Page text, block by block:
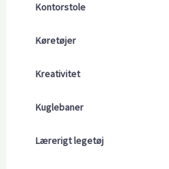
Kontorstole
Køretøjer
Kreativitet
Kuglebaner
Lærerigt legetøj